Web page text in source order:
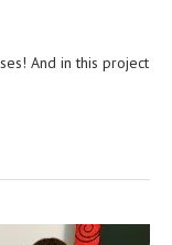
And in this project